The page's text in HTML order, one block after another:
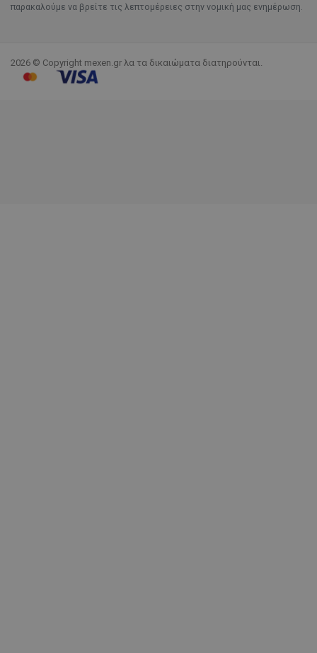
παρακαλούμε να βρείτε τις λεπτομέρειες στην νομική μας ενημέρωση.
2026 © Copyright mexen.gr λα τα δικαιώματα διατηρούνται.